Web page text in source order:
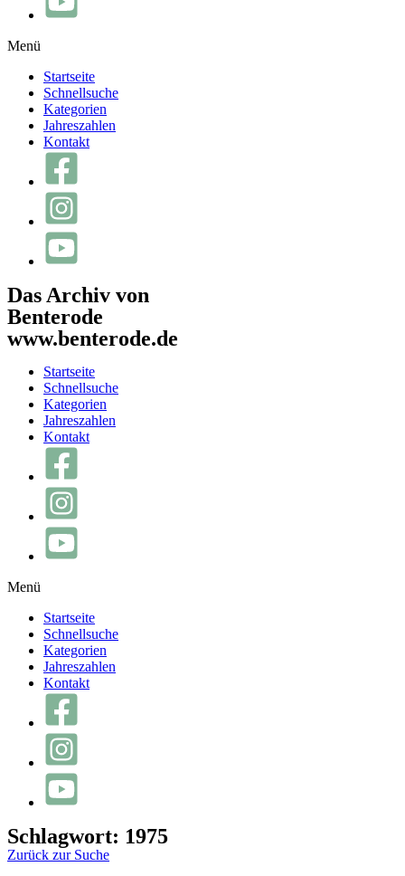
Menü
Startseite
Schnellsuche
Kategorien
Jahreszahlen
Kontakt
Das Archiv von
Benterode
www.benterode.de
Startseite
Schnellsuche
Kategorien
Jahreszahlen
Kontakt
Menü
Startseite
Schnellsuche
Kategorien
Jahreszahlen
Kontakt
Schlagwort: 1975
Zurück zur Suche